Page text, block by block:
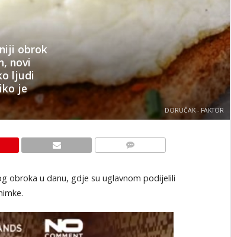
obrok
novi
ljudi
je
DORUČAK - FAKTOR
obroka u danu, gdje su uglavnom podijelili